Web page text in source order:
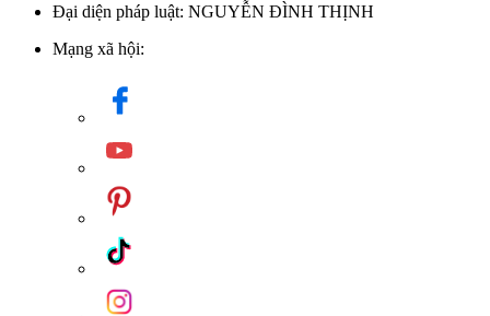
Đại diện pháp luật: NGUYỄN ĐÌNH THỊNH
Mạng xã hội: